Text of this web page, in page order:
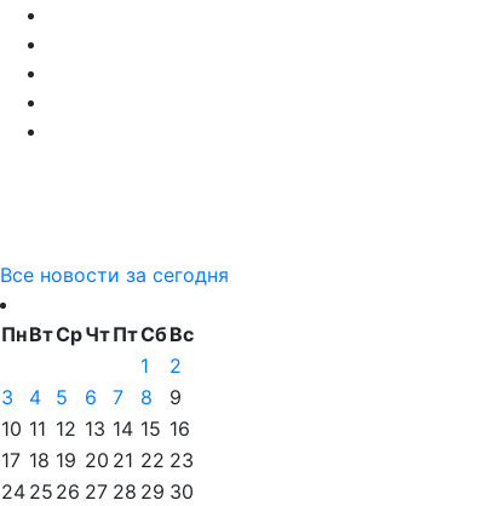
Все новости за сегодня
ПнВтСрЧтПтСбВс
1
2
3
4 5 6 7 8
9
10 11 12 13 14 15 16
17 18 19 20 21 22 23
24 25 26 27 28 29 30